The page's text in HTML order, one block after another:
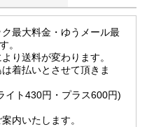
最大料金・ゆうメール最
。
り送料が変わります。
着払いとさせて頂きま
イト430円・プラス600円)
内いたします。